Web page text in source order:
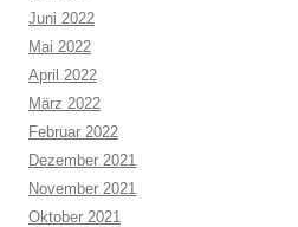
Juni 2022
Mai 2022
April 2022
März 2022
Februar 2022
Dezember 2021
November 2021
Oktober 2021